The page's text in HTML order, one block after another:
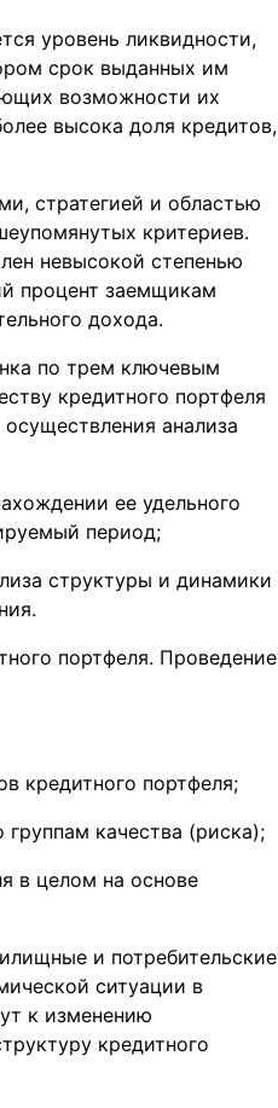
уровень ликвидности,
срок выданных им
возможности их
высока доля кредитов,
стратегией и областью
критериев.
невысокой степенью
процент заемщикам
дохода.
по трем ключевым
кредитного портфеля
анализа
ее удельного
период;
структуры и динамики
портфеля. Проведение
кредитного портфеля;
качества (риска);
в целом на основе
и потребительские
ситуации в
к изменению
кредитного